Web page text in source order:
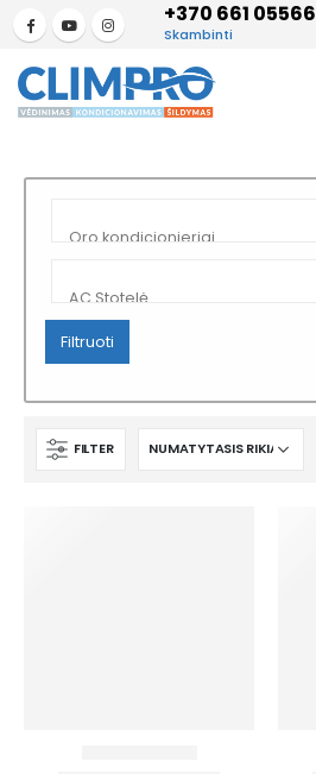
+370 661 05566
Skambinti
Filtruoti
FILTER